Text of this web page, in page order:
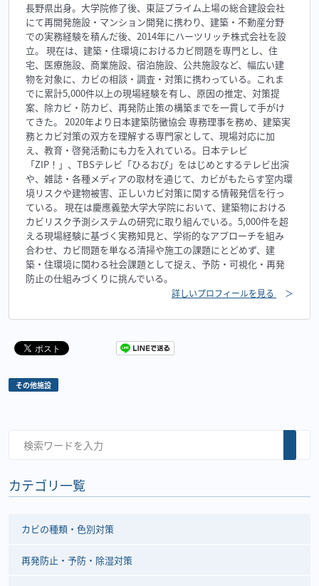
長野県出身。大学院修了後、東証プライム上場の総合建設会社
にて再開発施設・マンション開発に携わり、建築・不動産分野
での実務経験を積んだ後、2014年にハーツリッチ株式会社を設
立。 現在は、建築・住環境におけるカビ問題を専門とし、住
宅、医療施設、商業施設、宿泊施設、公共施設など、幅広い建
物を対象に、カビの相談・調査・対策に携わっている。これま
でに累計5,000件以上の現場経験を有し、原因の推定、対策提
案、除カビ・防カビ、再発防止策の構築までを一貫して手がけ
てきた。 2020年より日本建築防黴協会 専務理事を務め、建築実
務とカビ対策の双方を理解する専門家として、現場対応に加
え、教育・啓発活動にも力を入れている。日本テレビ
「ZIP！」、TBSテレビ「ひるおび」をはじめとするテレビ出演
や、雑誌・各種メディアの取材を通じて、カビがもたらす室内環
境リスクや建物被害、正しいカビ対策に関する情報発信を行っ
ている。 現在は慶應義塾大学大学院において、建築物における
カビリスク予測システムの研究に取り組んでいる。5,000件を超
える現場経験に基づく実務知見と、学術的なアプローチを組み
合わせ、カビ問題を単なる清掃や施工の課題にとどめず、建
築・住環境に関わる社会課題として捉え、予防・可視化・再発
防止の仕組みづくりに挑んでいる。
詳しいプロフィールを見る ＞
その他施設
カテゴリ一覧
カビの種類・色別対策
再発防止・予防・除湿対策